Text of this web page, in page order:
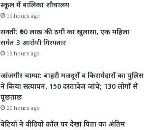
स्कूल में बालिका शौचालय
19 hours ago
सक्ती: ₹90 लाख की ठगी का खुलासा, एक महिला
समेत 3 आरोपी गिरफ्तार
19 hours ago
जांजगीर चाम्पा: बाहरी मजदूरों व किरायेदारों का पुलिस
ने किया सत्यापन, 150 दस्तावेज जांचे; 130 लोगों से
पूछताछ
20 hours ago
बेटियों ने वीडियो कॉल पर देखा पिता का अंतिम